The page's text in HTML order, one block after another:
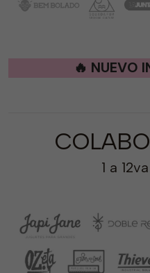
🔥 NUEVO
1 a